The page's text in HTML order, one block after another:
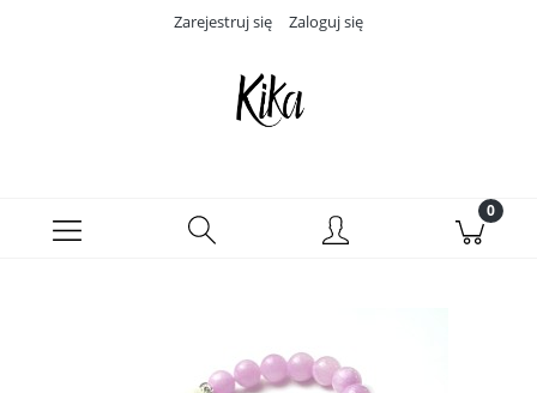
Zarejestruj się Zaloguj się